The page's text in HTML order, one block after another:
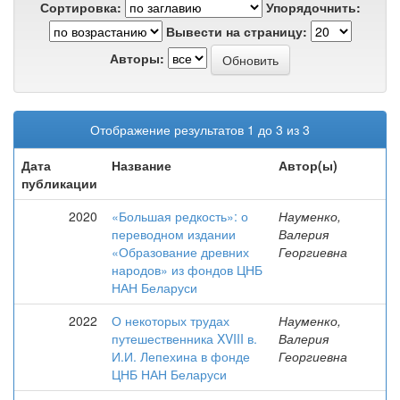
Сортировка:
Упорядочнить:
Вывести на страницу:
Авторы:
Отображение результатов 1 до 3 из 3
Дата
публикации
Название Автор(ы)
2020
«Большая редкость»: о
переводном издании
«Образование древних
народов» из фондов ЦНБ
НАН Беларуси
Науменко,
Валерия
Георгиевна
2022
О некоторых трудах
путешественника XVIII в.
И.И. Лепехина в фонде
ЦНБ НАН Беларуси
Науменко,
Валерия
Георгиевна